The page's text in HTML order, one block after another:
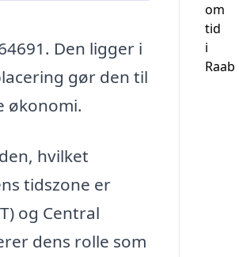
Den ligger i
gør den til
økonomi.
hvilket
tidszone er
og Central
dens rolle som
om
tid
i
Raab